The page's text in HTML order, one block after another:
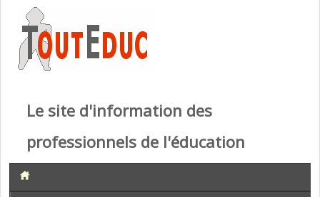
Le site d'information des
professionnels de l'éducation